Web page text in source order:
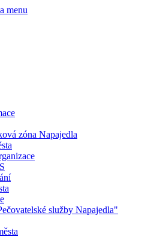
menu
zóna Napajedla
služby Napajedla"